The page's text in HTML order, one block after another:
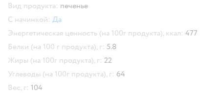
Вид продукта: печенье
С начинкой: Да
Энергетическая ценность (на 100г продукта), ккал: 477
Белки (на 100 г продукта), г: 5.8
Жиры (на 100г продукта), г: 22
Углеводы (на 100г продукта), г: 64
Вес, г: 104